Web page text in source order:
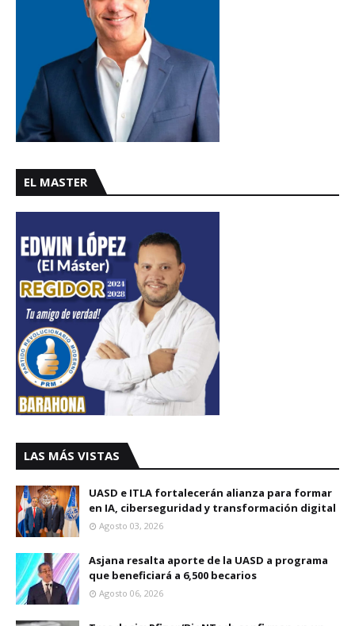
EL MASTER
LAS MÁS VISTAS
UASD e ITLA fortalecerán alianza para formar
en IA, ciberseguridad y transformación digital
Agosto 03, 2026
Asjana resalta aporte de la UASD a programa
que beneficiará a 6,500 becarios
Agosto 06, 2026